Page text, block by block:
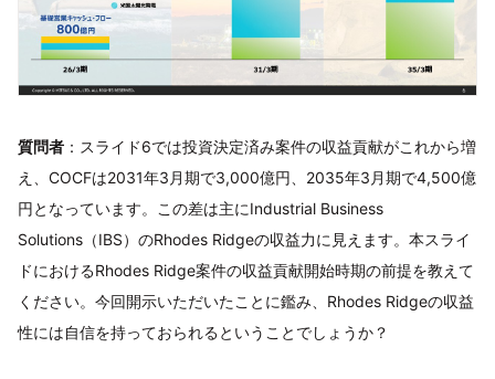
質問者 ：スライド6では投資決定済み案件の収益貢献がこれから増
え、COCFは2031年3月期で3,000億円、2035年3月期で4,500億
円となっています。この差は主にIndustrial Business
Solutions（IBS）のRhodes Ridgeの収益力に見えます。本スライ
ドにおけるRhodes Ridge案件の収益貢献開始時期の前提を教えて
ください。今回開示いただいたことに鑑み、Rhodes Ridgeの収益
性には自信を持っておられるということでしょうか？